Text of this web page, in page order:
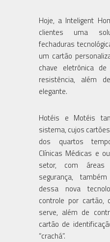
Hoje, a Inteligent
clientes uma
fechaduras
um cartão
chave eletrônica
resistência, além
elegante.
Hotéis e Motéis
sistema, cujos
dos quartos
Clínicas Médicas e
setor, com
segurança,
dessa nova
controle por cartão,
serve, além de
cartão de
“crachá”.